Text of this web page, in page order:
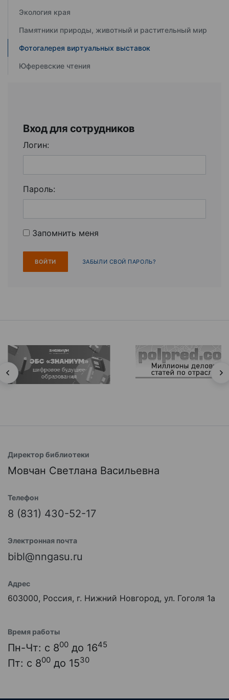
Экология края
Памятники природы, животный и растительный мир
Фотогалерея виртуальных выставок
Юферевские чтения
Вход для сотрудников
Логин:
Пароль:
Запомнить меня
ЗАБЫЛИ СВОЙ ПАРОЛЬ?
Директор библиотеки
Мовчан Светлана Васильевна
Телефон
8 (831) 430-52-17
Электронная почта
bibl@nngasu.ru
Адрес
603000, Россия, г. Нижний Новгород, ул. Гоголя 1а
Время работы
Пн-Чт: с 800 до 1645
Пт: с 800 до 1530